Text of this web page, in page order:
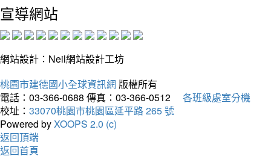
宣導網站
網站設計：Neil網站設計工坊
桃園市建德國小全球資訊網 版權所有
電話：03-366-0688 傳真：03-366-0512
各班級處室分機
校址： 33070桃園市桃園區延平路 265 號
Powered byXOOPS 2.0 (c)
返回頂端
返回首頁